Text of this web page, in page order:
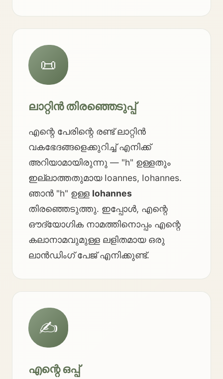
📜
ലാറ്റിൻ തിരഞ്ഞെടുപ്പ്
എന്റെ പേരിന്റെ രണ്ട് ലാറ്റിൻ
വകഭേദങ്ങളെക്കുറിച്ച് എനിക്ക്
അറിയാമായിരുന്നു — "h" ഉള്ളതും
ഇല്ലാത്തതുമായ Ioannes, Iohannes.
ഞാൻ "h" ഉള്ള Iohannes
തിരഞ്ഞെടുത്തു. ഇപ്പോൾ, എന്റെ
ഔദ്യോഗിക നാമത്തിനൊപ്പം എന്റെ
കലാനാമവുമുള്ള ലളിതമായ ഒരു
ലാൻഡിംഗ് പേജ് എനിക്കുണ്ട്.
✍️
എന്റെ ഒപ്പ്